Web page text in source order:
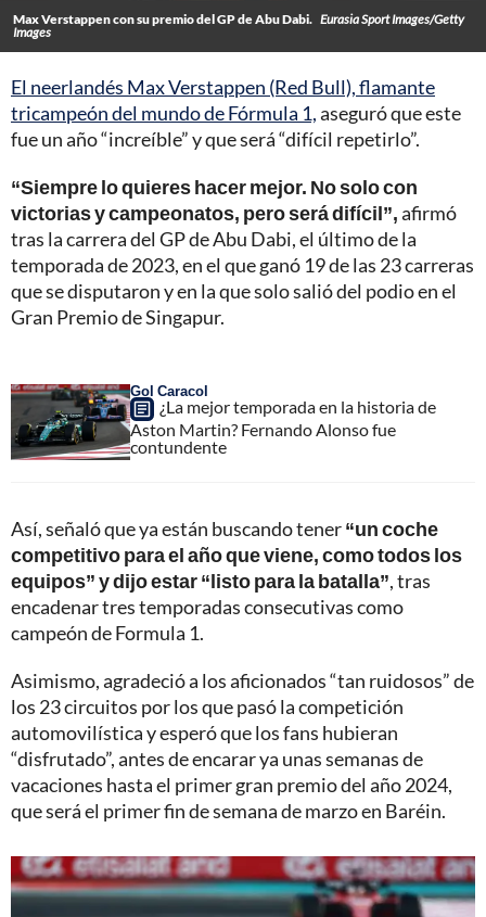
Max Verstappen con su premio del GP de Abu Dabi. Eurasia Sport Images/Getty
Images
El neerlandés Max Verstappen (Red Bull), flamante
tricampeón del mundo de Fórmula 1,aseguró que este
fue un año “increíble” y que será “difícil repetirlo”.
“Siempre lo quieres hacer mejor. No solo con
victorias y campeonatos, pero será difícil”,afirmó
tras la carrera del GP de Abu Dabi, el último de la
temporada de 2023, en el que ganó 19 de las 23 carreras
que se disputaron y en la que solo salió del podio en el
Gran Premio de Singapur.
Gol Caracol
¿La mejor temporada en la historia de
Aston Martin? Fernando Alonso fue
contundente
Así, señaló que ya están buscando tener“un coche
competitivo para el año que viene, como todos los
equipos” y dijo estar “listo para la batalla”, tras
encadenar tres temporadas consecutivas como
campeón de Formula 1.
Asimismo, agradeció a los aficionados “tan ruidosos” de
los 23 circuitos por los que pasó la competición
automovilística y esperó que los fans hubieran
“disfrutado”, antes de encarar ya unas semanas de
vacaciones hasta el primer gran premio del año 2024,
que será el primer fin de semana de marzo en Baréin.